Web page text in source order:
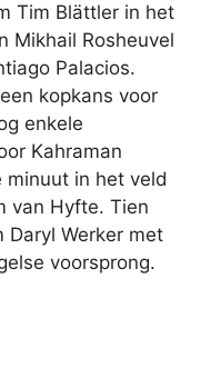
Tim Blättler in het
Mikhail Rosheuvel
Palacios.
kopkans voor
enkele
Kahraman
minuut in het veld
van Hyfte. Tien
Daryl Werker met
voorsprong.